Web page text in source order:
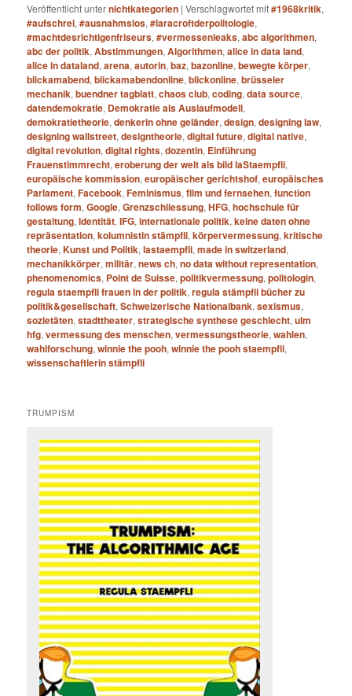
Veröffentlicht unternichtkategorien |Verschlagwortet mit#1968kritik,
#aufschrei,#ausnahmslos,#laracroftderpolitologie,
#machtdesrichtigenfriseurs,#vermessenleaks,abc algorithmen,
abc der politik,Abstimmungen,Algorithmen,alice in data land,
alice in dataland,arena,autorin,baz,bazonline,bewegte körper,
blickamabend,blickamabendonline,blickonline,brüsseler
mechanik,buendner tagblatt,chaos club,coding,data source,
datendemokratie, Demokratie als Auslaufmodell,
demokratietheorie,denkerin ohne geländer,design,designing law,
designing wallstreet,designtheorie,digital future,digital native,
digital revolution,digital rights,dozentin, Einführung
Frauenstimmrecht,eroberung der welt als bild laStaempfli,
europäische kommission,europäischer gerichtshof,europäisches
Parlament,Facebook,Feminismus,film und fernsehen,function
follows form,Google,Grenzschliessung,HFG,hochschule für
gestaltung,Identität,IFG,internationale politik,keine daten ohne
repräsentation,kolumnistin stämpfli,körpervermessung,kritische
theorie,Kunst und Politik,lastaempfli,made in switzerland,
mechanikkörper,militär,news ch,no data without representation,
phenomenomics, Point de Suisse,politikvermessung,politologin,
regula staempfli frauen in der politik,regula stämpfli bücher zu
politik&gesellschaft,Schweizerische Nationalbank,sexismus,
sozietäten,stadttheater,strategische synthese geschlecht,ulm
hfg,vermessung des menschen,vermessungstheorie,wahlen,
wahlforschung,winnie the pooh,winnie the pooh staempfli,
wissenschaftlerin stämpfli
TRUMPISM